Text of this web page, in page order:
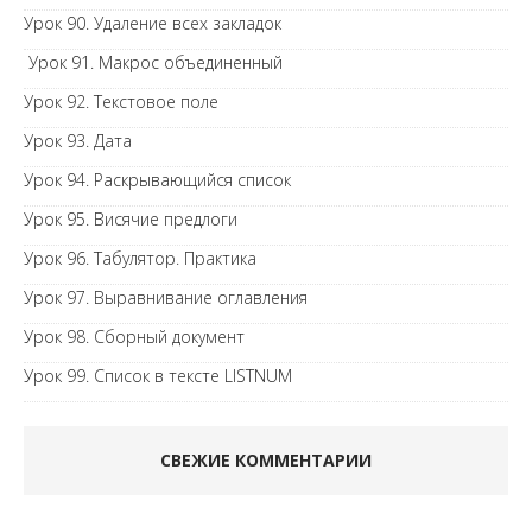
Урок 90. Удаление всех закладок
Урок 91. Макрос объединенный
Урок 92. Текстовое поле
Урок 93. Дата
Урок 94. Раскрывающийся список
Урок 95. Висячие предлоги
Урок 96. Табулятор. Практика
Урок 97. Выравнивание оглавления
Урок 98. Сборный документ
Урок 99. Список в тексте LISTNUM
СВЕЖИЕ КОММЕНТАРИИ